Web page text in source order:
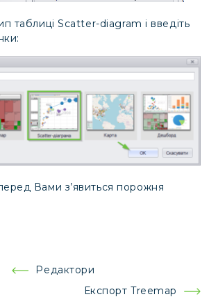
таблиці Scatter-diagram і введіть
Вами з’явиться порожня
Редактори
Експорт Treemap